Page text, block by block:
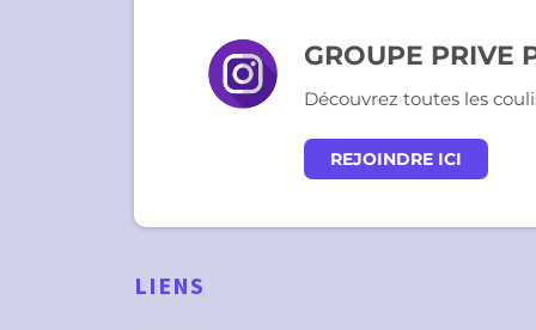
GROUPE PRIVE
Découvrez toutes les
REJOINDRE ICI
LIENS